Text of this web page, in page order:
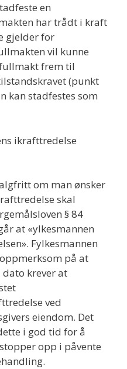
en
har trådt i kraft
gjelder for
vil kunne
frem til
(punkt
kan stadfestes som
ikrafttredelse
om man ønsker
skal
§ 84
at «ylkesmannen
Fylkesmannen
på at
dato krever at
ved
eiendom. Det
i god tid for å
opp i påvente